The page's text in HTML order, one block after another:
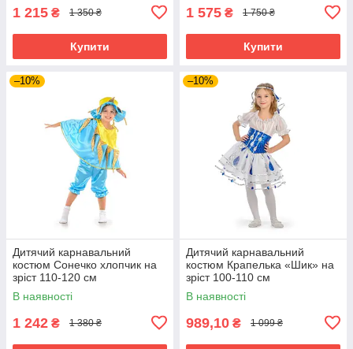
1 215 ₴ 1 350 ₴
Купити
1 575 ₴ 1 750 ₴
Купити
–10%
Дитячий карнавальний
костюм Сонечко хлопчик на
зріст 110-120 см
В наявності
1 242 ₴ 1 380 ₴
–10%
Дитячий карнавальний
костюм Крапелька «Шик» на
зріст 100-110 см
В наявності
989,10 ₴ 1 099 ₴